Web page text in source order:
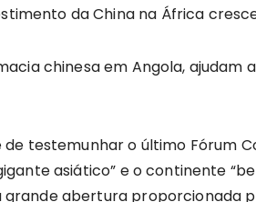
da China na África
chinesa em Angola,
testemunhar o último Fórum
asiático” e o continente
abertura proporcionada